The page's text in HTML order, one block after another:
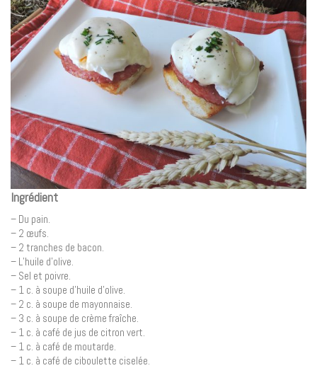
Ingrédient
– Du pain.
– 2 œufs.
– 2 tranches de bacon.
– L’huile d’olive.
– Sel et poivre.
– 1 c. à soupe d’huile d’olive.
– 2 c. à soupe de mayonnaise.
– 3 c. à soupe de crème fraîche.
– 1 c. à café de jus de citron vert.
– 1 c. à café de moutarde.
– 1 c. à café de ciboulette ciselée.